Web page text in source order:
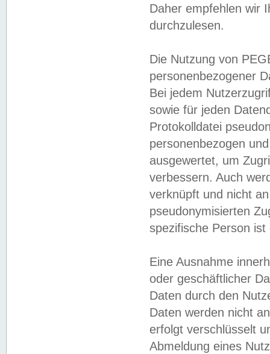
Daher empfehlen wir
durchzulesen.
Die Nutzung von
personenbezogener
Bei jedem
sowie für jeden
Protokolldatei
personenbezogen
ausgewertet, um
verbessern. Auch
verknüpft und nicht
pseudonymisierten
spezifische Person
Eine Ausnahme
oder geschäftlicher
Daten durch den
Daten werden nicht
erfolgt verschlüsselt
Abmeldung eines